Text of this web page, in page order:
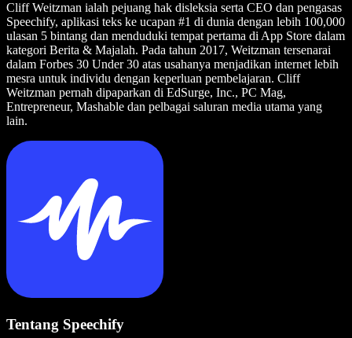
Cliff Weitzman ialah pejuang hak disleksia serta CEO dan pengasas
Speechify, aplikasi teks ke ucapan #1 di dunia dengan lebih 100,000
ulasan 5 bintang dan menduduki tempat pertama di App Store dalam
kategori Berita & Majalah. Pada tahun 2017, Weitzman tersenarai
dalam Forbes 30 Under 30 atas usahanya menjadikan internet lebih
mesra untuk individu dengan keperluan pembelajaran. Cliff
Weitzman pernah dipaparkan di EdSurge, Inc., PC Mag,
Entrepreneur, Mashable dan pelbagai saluran media utama yang
lain.
Tentang Speechify